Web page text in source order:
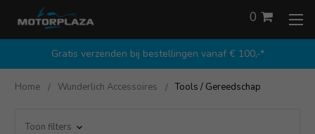
Gratis verzenden bij bestellingen vanaf € 100,-*
0
Home Wunderlich Accessoires Tools / Gereedschap
Toon filters